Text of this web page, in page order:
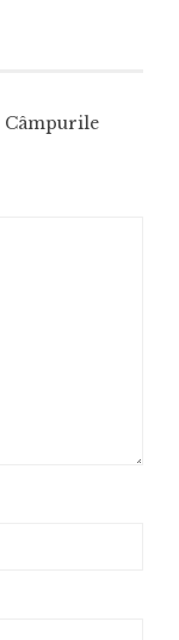
Câmpurile